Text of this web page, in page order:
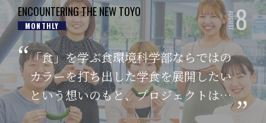
ENCOUNTERING THE NEW TOYO
MONTHLY AUGUST8
「食」を学ぶ食環境科学部ならではの
カラーを打ち出した学食を展開したい
という想いのもと、プロジェクトはス
タートしました。